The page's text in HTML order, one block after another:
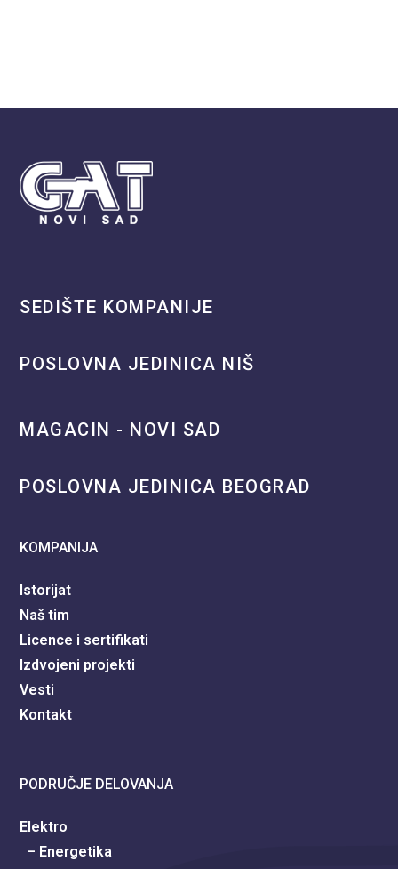
SEDIŠTE KOMPANIJE
POSLOVNA JEDINICA NIŠ
MAGACIN - NOVI SAD
POSLOVNA JEDINICA BEOGRAD
KOMPANIJA
Istorijat
Naš tim
Licence i sertifikati
Izdvojeni projekti
Vesti
Kontakt
PODRUČJE DELOVANJA
Elektro
– Energetika